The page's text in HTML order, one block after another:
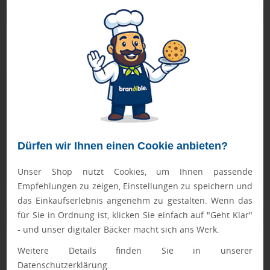
Dürfen wir Ihnen einen Cookie anbieten?
Unser Shop nutzt Cookies, um Ihnen passende
Empfehlungen zu zeigen, Einstellungen zu speichern und
das Einkaufserlebnis angenehm zu gestalten. Wenn das
für Sie in Ordnung ist, klicken Sie einfach auf "Geht Klar"
- und unser digitaler Bäcker macht sich ans Werk.
Weitere Details finden Sie in unserer
Datenschutzerklärung.
Produktbeschreibung
mit steckbarer Zahnbürste, 5 g Zahnpasta und 10 m
gewachster Qualitätszahnseide
Nur Produkte, die unseren Qualitätscheck
schaffen es in den Shop.Mehr erfahren
Ewa Engel,
Zusatzinformation
Artikelnummer: 210-8673-0